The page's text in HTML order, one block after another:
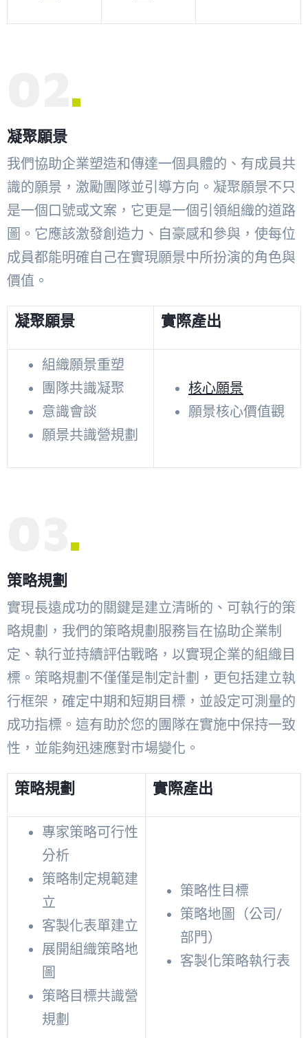
凝聚願景
我們協助企業塑造和傳達一個具體的、有成員共
識的願景，激勵團隊並引導方向。凝聚願景不只
是一個口號或文案，它更是一個引領組織的道路
圖。它應該激發創造力、自豪感和參與，使每位
成員都能明確自己在實現願景中所扮演的角色與
價值。
凝聚願景 實際產出
組織願景重塑
團隊共識凝聚
意識會談
願景共識營規劃
核心願景
願景核心價值觀
策略規劃
實現長遠成功的關鍵是建立清晰的、可執行的策
略規劃，我們的策略規劃服務旨在協助企業制
定、執行並持續評估戰略，以實現企業的組織目
標。策略規劃不僅僅是制定計劃，更包括建立執
行框架，確定中期和短期目標，並設定可測量的
成功指標。這有助於您的團隊在實施中保持一致
性，並能夠迅速應對市場變化。
策略規劃 實際產出
專家策略可行性
分析
策略制定規範建
立
客製化表單建立
展開組織策略地
圖
策略目標共識營
規劃
策略性目標
策略地圖（公司/
部門）
客製化策略執行表